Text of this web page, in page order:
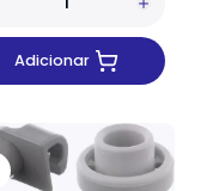
Adicionar